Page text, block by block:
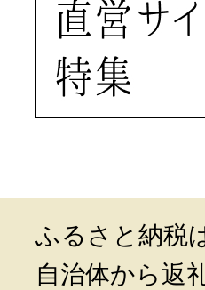
ふるさと納税
自治体から返